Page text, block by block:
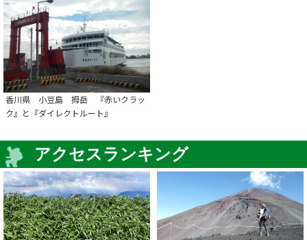
香川県 小豆島 拇岳 『赤いクラッ
ク』と『ダイレクトルート』
アクセスランキング